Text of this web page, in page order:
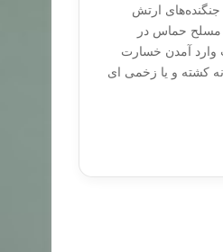
ارتش
مسلح حماس در
وارد آمدن خسارت
کشته و یا زخمی ای